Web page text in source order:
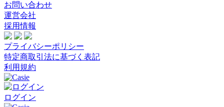
お問い合わせ
運営会社
採用情報
プライバシーポリシー
特定商取引法に基づく表記
利用規約
ログイン